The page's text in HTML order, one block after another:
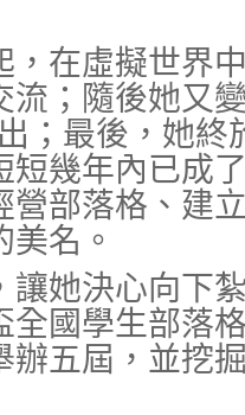
，在虛擬世界
流；隨後她又
；最後，她終
短幾年內已成
營部落格、建
美名。
讓她決心向下
全國學生部落
辦五屆，並挖